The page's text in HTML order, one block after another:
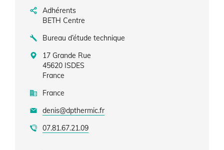
Adhérents
BETH Centre
Bureau d’étude technique
17 Grande Rue
45620 ISDES
France
France
denis@dpthermic.fr
07.81.67.21.09